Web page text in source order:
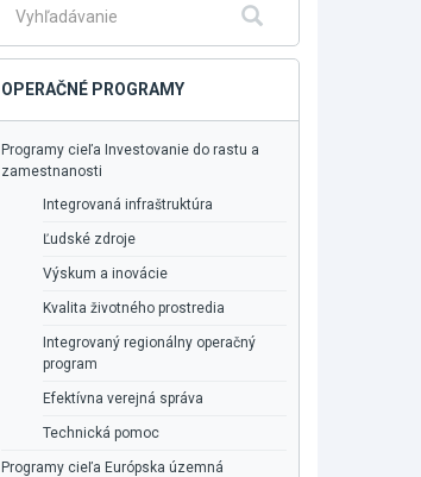
Fulltextové
OPERAČNÉ PROGRAMY
Programy cieľa Investovanie do rastu a
zamestnanosti
Integrovaná infraštruktúra
Ľudské zdroje
Výskum a inovácie
Kvalita životného prostredia
Integrovaný regionálny operačný
program
Efektívna verejná správa
Technická pomoc
Programy cieľa Európska územná